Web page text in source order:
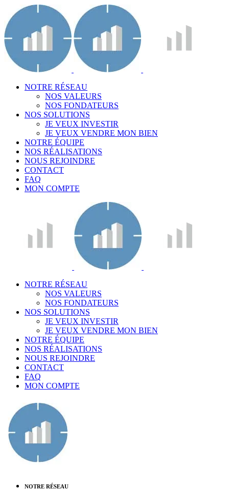
NOTRE RÉSEAU
NOS VALEURS
NOS FONDATEURS
NOS SOLUTIONS
JE VEUX INVESTIR
JE VEUX VENDRE MON BIEN
NOTRE ÉQUIPE
NOS RÉALISATIONS
NOUS REJOINDRE
CONTACT
FAQ
MON COMPTE
NOTRE RÉSEAU
NOS VALEURS
NOS FONDATEURS
NOS SOLUTIONS
JE VEUX INVESTIR
JE VEUX VENDRE MON BIEN
NOTRE ÉQUIPE
NOS RÉALISATIONS
NOUS REJOINDRE
CONTACT
FAQ
MON COMPTE
NOTRE RÉSEAU